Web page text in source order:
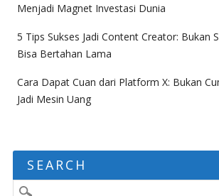
Menjadi Magnet Investasi Dunia
5 Tips Sukses Jadi Content Creator: Bukan
Bisa Bertahan Lama
Cara Dapat Cuan dari Platform X: Bukan
Jadi Mesin Uang
SEARCH